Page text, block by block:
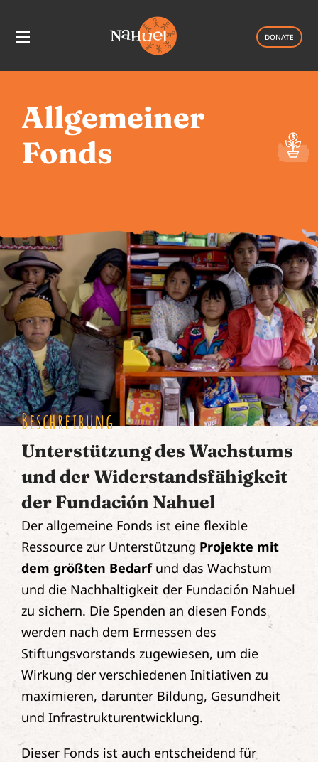
DONATE
Allgemeiner
Fonds
Beschreibung
Unterstützung des Wachstums
und der Widerstandsfähigkeit
der Fundación Nahuel
Der allgemeine Fonds ist eine flexible
Ressource zur Unterstützung Projekte mit
dem größten Bedarfund das Wachstum
und die Nachhaltigkeit der Fundación Nahuel
zu sichern. Die Spenden an diesen Fonds
werden nach dem Ermessen des
Stiftungsvorstands zugewiesen, um die
Wirkung der verschiedenen Initiativen zu
maximieren, darunter Bildung, Gesundheit
und Infrastrukturentwicklung.
Dieser Fonds ist auch entscheidend für